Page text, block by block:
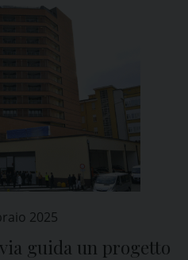
2025
guida un progetto